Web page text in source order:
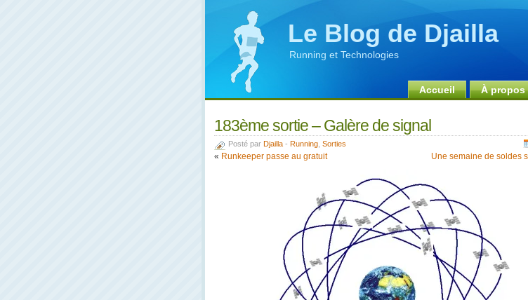
Le Blog de Djailla
Running et Technologies
Accueil À propos
183ème sortie – Galère de signal
Posté par Djailla - Running Sorties
« Runkeeper passe au gratuit Une semaine de soldes